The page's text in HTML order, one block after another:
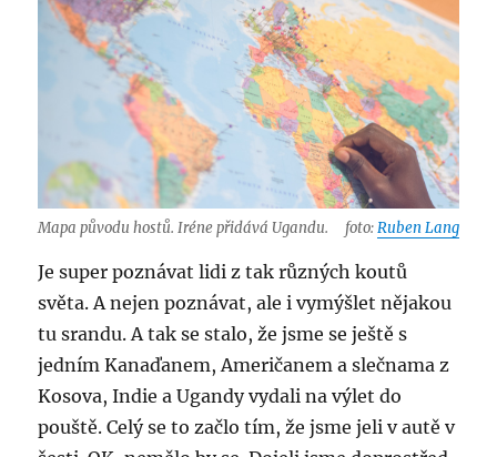
Mapa původu hostů. Iréne přidává Ugandu. foto:Ruben Lang
Je super poznávat lidi z tak různých koutů
světa. A nejen poznávat, ale i vymýšlet nějakou
tu srandu. A tak se stalo, že jsme se ještě s
jedním Kanaďanem, Američanem a slečnama z
Kosova, Indie a Ugandy vydali na výlet do
pouště. Celý se to začlo tím, že jsme jeli v autě v